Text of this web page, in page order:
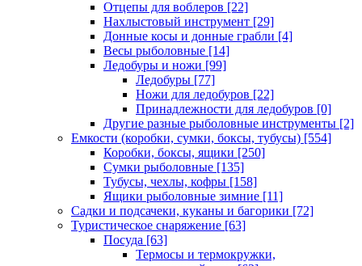
Отцепы для воблеров [22]
Нахлыстовый инструмент [29]
Донные косы и донные грабли [4]
Весы рыболовные [14]
Ледобуры и ножи [99]
Ледобуры [77]
Ножи для ледобуров [22]
Принадлежности для ледобуров [0]
Другие разные рыболовные инструменты [2]
Емкости (коробки, сумки, боксы, тубусы) [554]
Коробки, боксы, ящики [250]
Сумки рыболовные [135]
Тубусы, чехлы, кофры [158]
Ящики рыболовные зимние [11]
Садки и подсачеки, куканы и багорики [72]
Туристическое снаряжение [63]
Посуда [63]
Термосы и термокружки,